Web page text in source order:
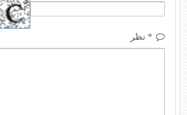
* نظر